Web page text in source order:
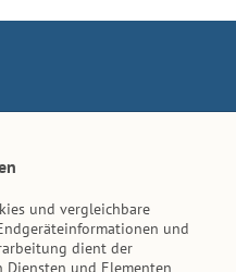
und vergleichbare
und
dient der
und Elementen